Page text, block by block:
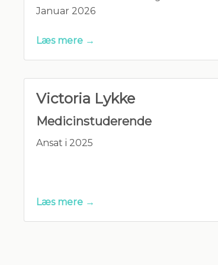
Januar 2026
Uddannet Læge på SDU i 2025
Tidligere ansat på lungemedicinsk
afdeling og akutfunktion i FAM Odense
2025
Læs mere →
Victoria Lykke
Medicinstuderende
Ansat i 2025
Læs mere →